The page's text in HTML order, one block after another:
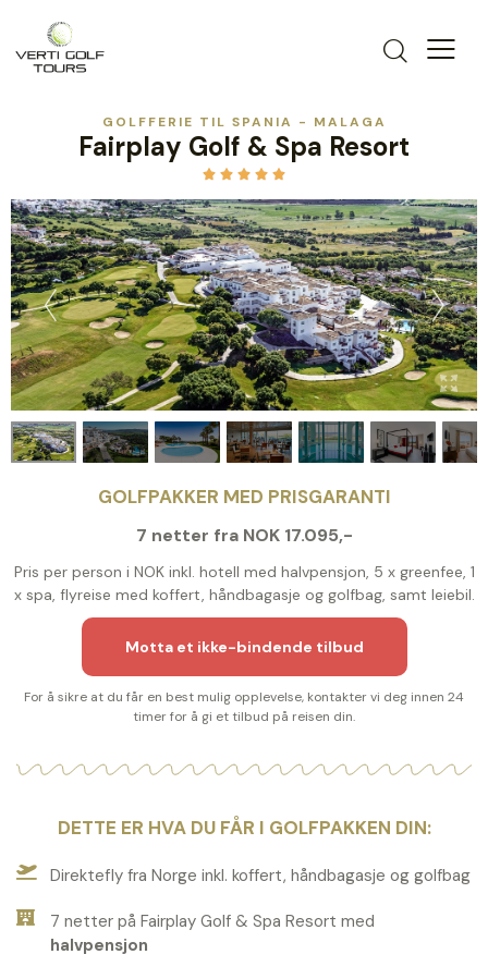
GOLFFERIE TIL SPANIA - MALAGA
Fairplay Golf & Spa Resort
    
GOLFPAKKER MED PRISGARANTI
7 netter fra NOK 17.095,-
Pris per person i NOK inkl. hotell med halvpensjon, 5 x greenfee, 1
x spa, flyreise med koffert, håndbagasje og golfbag, samt leiebil.
Motta et ikke-bindende tilbud
For å sikre at du får en best mulig opplevelse, kontakter vi deg innen 24
timer for å gi et tilbud på reisen din.
DETTE ER HVA DU FÅR I GOLFPAKKEN DIN:
Direktefly fra Norge inkl. koffert, håndbagasje og golfbag
7 netter på Fairplay Golf & Spa Resort med
halvpensjon